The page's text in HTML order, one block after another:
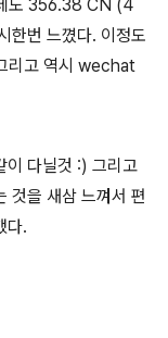
도 356.38 CN (4
한번 느꼈다. 이정도
리고 역시 wechat
이 다닐것 :) 그리고
것을 새삼 느껴서 편
다.